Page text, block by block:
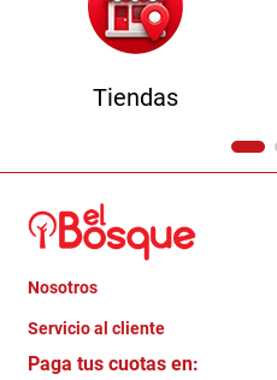
Tiendas
Nosotros
Quienes somos
Trabaja con Nosotros
Servicio al cliente
Crédito Directo
Paga tus cuotas en: